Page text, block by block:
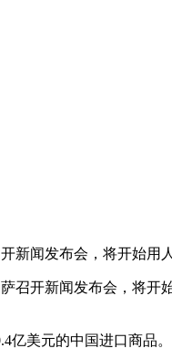
新闻发布会，将开始用
召开新闻发布会，将
亿美元的中国进口商品。